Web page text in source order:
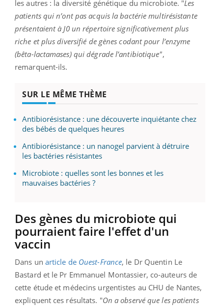
les autres : la diversité génétique du microbiote. "Les
patients qui n’ont pas acquis la bactérie multirésistante
présentaient à J0 un répertoiresignificativement plus
riche et plus diversifié de gènes codant pour l’enzyme
(bêta-lactamases) qui dégrade l’antibiotique",
remarquent-ils.
SUR LE MÊME THÈME
Antibiorésistance : une découverte inquiétante chez
des bébés de quelques heures
Antibiorésistance : un nanogel parvient à détruire
les bactéries résistantes
Microbiote : quelles sont les bonnes et les
mauvaises bactéries ?
Des gènes du microbiote qui
pourraient faire l'effet d'un
vaccin
Dans un article de Ouest-France, le Dr Quentin Le
Bastard et le Pr Emmanuel Montassier, co-auteurs de
cette étude et médecins urgentistes au CHU de Nantes,
expliquent ces résultats. "On a observé que les patients